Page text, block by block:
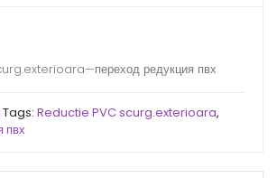
редукция пвх
Tags: Reductie PVC scurg.exterioara,
пвх